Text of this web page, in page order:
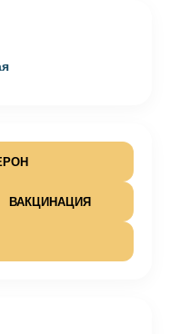
ВАКЦИНАЦИЯ